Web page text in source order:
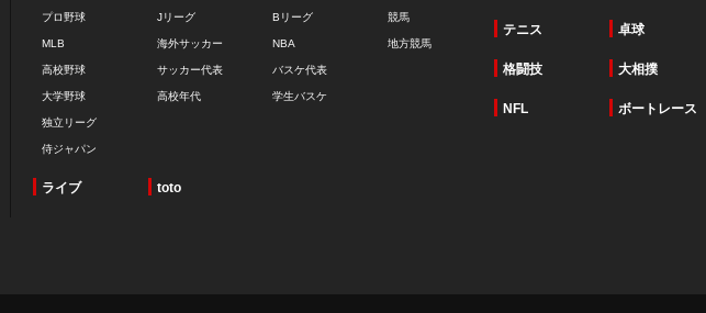
プロ野球
MLB
高校野球
大学野球
独立リーグ
侍ジャパン
Jリーグ
海外サッカー
サッカー代表
高校年代
Bリーグ
NBA
バスケ代表
学生バスケ
競馬
地方競馬
テニス 卓球
格闘技 大相撲
NFL ボートレース
ライブ toto